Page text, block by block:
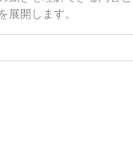
開します。